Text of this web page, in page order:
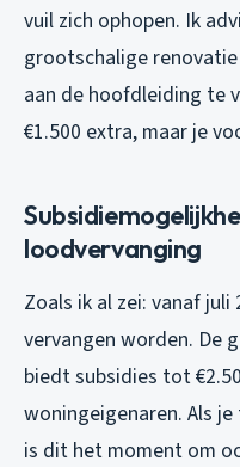
vuil zich ophopen. Ik
grootschalige
aan de hoofdleiding te
€1.500 extra, maar je
loodvervanging
Zoals ik al zei: vanaf
vervangen worden. De
biedt subsidies tot
woningeigenaren. Als
is dit het moment om